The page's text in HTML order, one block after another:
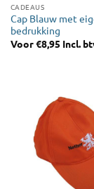
CADEAUS
Cap Blauw met
bedrukking
Voor€8,95 Incl.